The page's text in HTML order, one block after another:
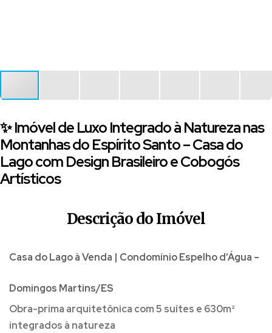
✨ Imóvel de Luxo Integrado à Natureza nas
Montanhas do Espírito Santo – Casa do
Lago com Design Brasileiro e Cobogós
Artísticos
Descrição do Imóvel
Casa do Lago à Venda | Condomínio Espelho d’Água –
Domingos Martins/ES
Obra-prima arquitetônica com 5 suítes e 630m²
integrados à natureza